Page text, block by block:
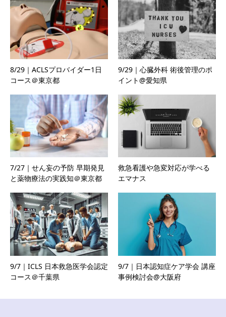
8/29｜ACLSプロバイダー1日
コース＠東京都
9/29｜心臓外科 術後管理のポ
イント@愛知県
7/27｜せん妄の予防 早期発見
と薬物療法の実践知＠東京都
救急看護や急変対応が学べる
エマナス
9/7｜ICLS 日本救急医学会認定
コース＠千葉県
9/7｜日本認知症ケア学会 講座
事例検討会@大阪府